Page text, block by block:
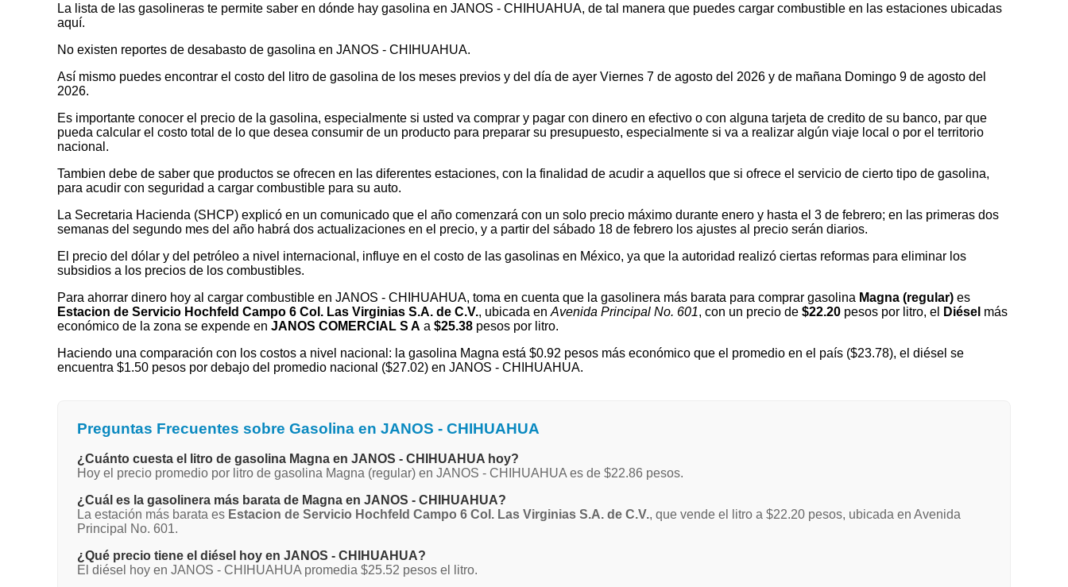
La lista de las gasolineras te permite saber en dónde hay gasolina en JANOS - CHIHUAHUA, de tal manera que puedes cargar combustible en las estaciones ubicadas
aquí.
No existen reportes de desabasto de gasolina en JANOS - CHIHUAHUA.
Así mismo puedes encontrar el costo del litro de gasolina de los meses previos y del día de ayer Viernes 7 de agosto del 2026 y de mañana Domingo 9 de agosto del
2026.
Es importante conocer el precio de la gasolina, especialmente si usted va comprar y pagar con dinero en efectivo o con alguna tarjeta de credito de su banco, par que
pueda calcular el costo total de lo que desea consumir de un producto para preparar su presupuesto, especialmente si va a realizar algún viaje local o por el territorio
nacional.
Tambien debe de saber que productos se ofrecen en las diferentes estaciones, con la finalidad de acudir a aquellos que si ofrece el servicio de cierto tipo de gasolina,
para acudir con seguridad a cargar combustible para su auto.
La Secretaria Hacienda (SHCP) explicó en un comunicado que el año comenzará con un solo precio máximo durante enero y hasta el 3 de febrero; en las primeras dos
semanas del segundo mes del año habrá dos actualizaciones en el precio, y a partir del sábado 18 de febrero los ajustes al precio serán diarios.
El precio del dólar y del petróleo a nivel internacional, influye en el costo de las gasolinas en México, ya que la autoridad realizó ciertas reformas para eliminar los
subsidios a los precios de los combustibles.
Para ahorrar dinero hoy al cargar combustible en JANOS - CHIHUAHUA, toma en cuenta que la gasolinera más barata para comprar gasolina Magna (regular) es
Estacion de Servicio Hochfeld Campo 6 Col. Las Virginias S.A. de C.V., ubicada en Avenida Principal No. 601, con un precio de $22.20 pesos por litro, el Diésel más
económico de la zona se expende en JANOS COMERCIAL S A a $25.38 pesos por litro.
Haciendo una comparación con los costos a nivel nacional: la gasolina Magna está $0.92 pesos más económico que el promedio en el país ($23.78), el diésel se
encuentra $1.50 pesos por debajo del promedio nacional ($27.02) en JANOS - CHIHUAHUA.
Preguntas Frecuentes sobre Gasolina en JANOS - CHIHUAHUA
¿Cuánto cuesta el litro de gasolina Magna en JANOS - CHIHUAHUA hoy?
Hoy el precio promedio por litro de gasolina Magna (regular) en JANOS - CHIHUAHUA es de $22.86 pesos.
¿Cuál es la gasolinera más barata de Magna en JANOS - CHIHUAHUA?
La estación más barata es Estacion de Servicio Hochfeld Campo 6 Col. Las Virginias S.A. de C.V., que vende el litro a $22.20 pesos, ubicada en Avenida
Principal No. 601.
¿Qué precio tiene el diésel hoy en JANOS - CHIHUAHUA?
El diésel hoy en JANOS - CHIHUAHUA promedia $25.52 pesos el litro.